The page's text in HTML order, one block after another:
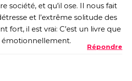
société, et qu’il ose. Il nous fait
et l’extrême solitude des
fort, il est vrai: C’est un livre que
émotionnellement.
Répondre